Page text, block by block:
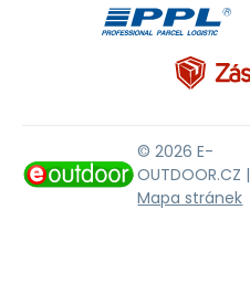
© 2026 E-
OUTDOOR.CZ |
Mapa stránek